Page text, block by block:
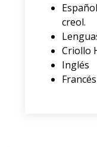
creol.
Criollo
Inglés
Francés